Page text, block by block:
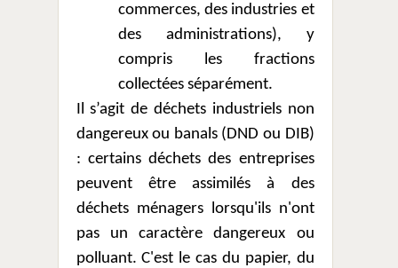
commerces, des industries et
des administrations), y
compris les fractions
collectées séparément.
Il s’agit de déchets industriels non
dangereux ou banals (DND ou DIB)
: certains déchets des entreprises
peuvent être assimilés à des
déchets ménagers lorsqu'ils n'ont
pas un caractère dangereux ou
polluant. C'est le cas du papier, du